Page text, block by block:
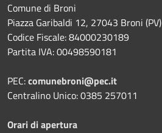
Comune di Broni
Piazza Garibaldi 12, 27043 Broni (PV)
Codice Fiscale: 84000230189
Partita IVA: 00498590181
PEC:comunebroni@pec.it
Centralino Unico: 0385 257011
Orari di apertura